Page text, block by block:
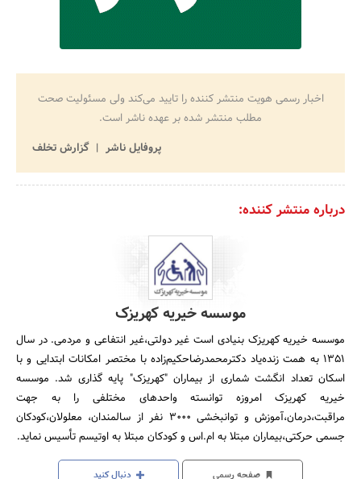
اخبار رسمی هویت منتشر کننده را تایید می‌کند ولی مسئولیت صحت
مطلب منتشر شده بر عهده ناشر است.
پروفایل ناشر
گزارش تخلف
درباره منتشر کننده:
موسسه خیریه کهریزک
موسسه خیریه کهریزک بنیادی است غیر دولتی،غیر انتفاعی و مردمی. در سال
1351 به همت زنده‌یاد دکترمحمدرضاحکیم‌زاده با مختصر امکانات ابتدایی و با
اسکان تعداد انگشت شماری از بیماران "کهریزک" پایه گذاری شد. موسسه
خیریه کهریزک امروزه توانسته واحدهای مختلفی را به جهت
مراقبت،درمان،آموزش و توانبخشی 3000 نفر از سالمندان، معلولان،کودکان
جسمی حرکتی،بیماران مبتلا به ام.اس و کودکان مبتلا به اوتیسم تأسیس نماید.
صفحه رسمی دنبال کنید